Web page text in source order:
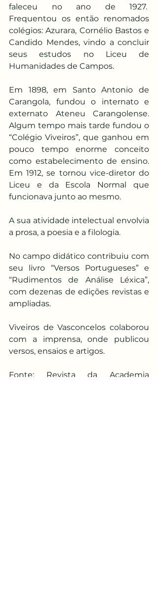
faleceu no ano de 1927.
Frequentou os então renomados
colégios: Azurara, Cornélio Bastos e
Candido Mendes, vindo a concluir
seus estudos no Liceu de
Humanidades de Campos.
Em 1898, em Santo Antonio de
Carangola, fundou o internato e
externato Ateneu Carangolense.
Algum tempo mais tarde fundou o
“Colégio Viveiros”, que ganhou em
pouco tempo enorme conceito
como estabelecimento de ensino.
Em 1912, se tornou vice-diretor do
Liceu e da Escola Normal que
funcionava junto ao mesmo.
A sua atividade intelectual envolvia
a prosa, a poesia e a filologia.
No campo didático contribuiu com
seu livro “Versos Portugueses” e
“Rudimentos de Análise Léxica”,
com dezenas de edições revistas e
ampliadas.
Viveiros de Vasconcelos colaborou
com a imprensa, onde publicou
versos, ensaios e artigos.
Fonte: Revista da Academia